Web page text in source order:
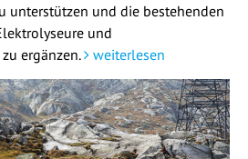
unterstützen und die bestehenden
und
ergänzen.
weiterlesen